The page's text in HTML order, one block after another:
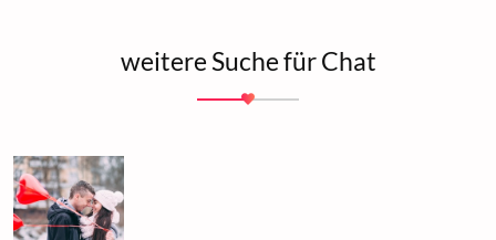
weitere Suche für Chat